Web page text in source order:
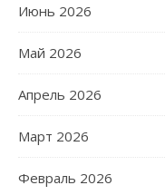
Июнь 2026
Май 2026
Апрель 2026
Март 2026
Февраль 2026